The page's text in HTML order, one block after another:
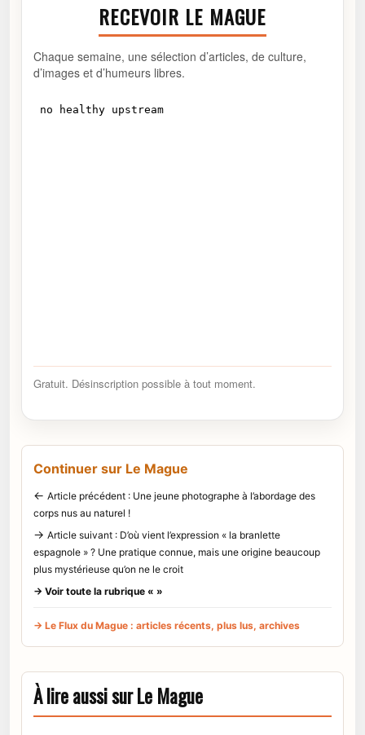
RECEVOIR LE MAGUE
Chaque semaine, une sélection d’articles, de culture,
d’images et d’humeurs libres.
Gratuit. Désinscription possible à tout moment.
Continuer sur Le Mague
← Article précédent : Une jeune photographe à l’abordage des
corps nus au naturel !
→ Article suivant : D’où vient l’expression « la branlette
espagnole » ? Une pratique connue, mais une origine beaucoup
plus mystérieuse qu’on ne le croit
→ Voir toute la rubrique « »
→ Le Flux du Mague : articles récents, plus lus, archives
À lire aussi sur Le Mague